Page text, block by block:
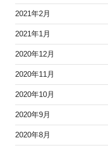
2021年2月
2021年1月
2020年12月
2020年11月
2020年10月
2020年9月
2020年8月